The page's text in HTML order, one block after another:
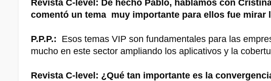
Revista C-level: De hecho Pablo, hablamos con
comentó un tema muy importante para ellos fue mirar
P.P.P.: Esos temas VIP son fundamentales para las
mucho en este sector ampliando los aplicativos y la
Revista C-level: ¿Qué tan importante es la